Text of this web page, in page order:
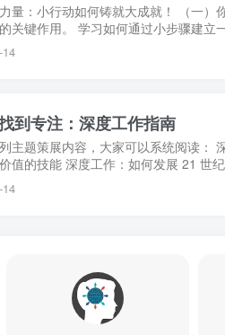
量：小行动如何铸就大成就！ （一）
关键作用。 学习如何通过小步骤建立
的具体方法。 （二）精华内容 “你不是想
到专注：深度工作指南
主题策展内容，大家可以系统阅读：
值的技能 深度工作：如何发展 21 世
世界中，Cal Newport 的《深度工作：在